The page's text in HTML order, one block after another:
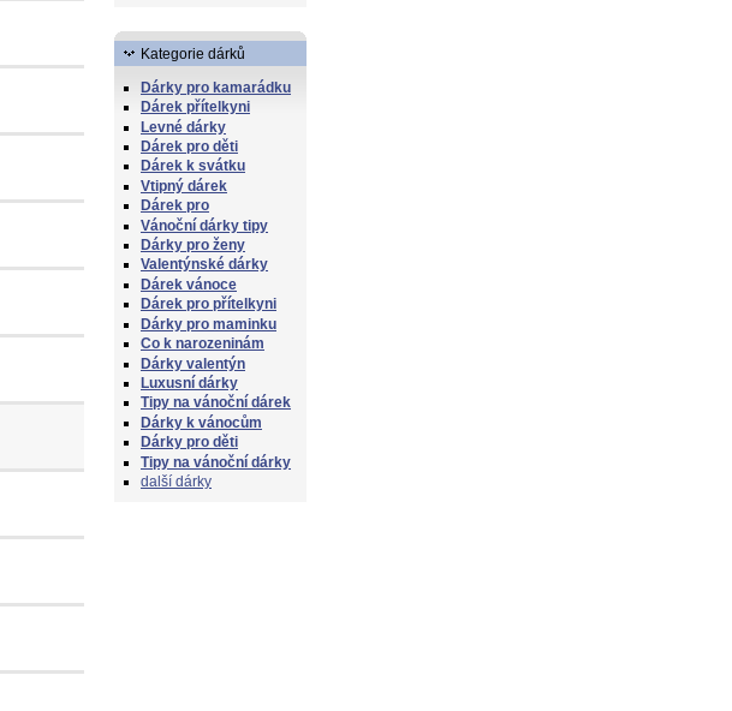
Kategorie dárků
Dárky pro kamarádku
Dárek přítelkyni
Levné dárky
Dárek pro děti
Dárek k svátku
Vtipný dárek
Dárek pro
Vánoční dárky tipy
Dárky pro ženy
Valentýnské dárky
Dárek vánoce
Dárek pro přítelkyni
Dárky pro maminku
Co k narozeninám
Dárky valentýn
Luxusní dárky
Tipy na vánoční dárek
Dárky k vánocům
Dárky pro děti
Tipy na vánoční dárky
další dárky